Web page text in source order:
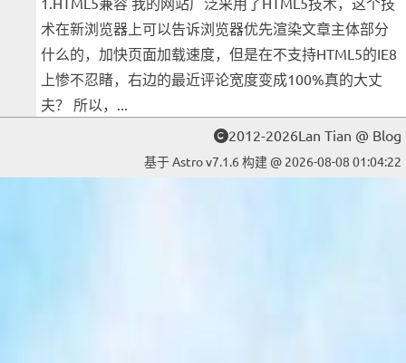
术在新浏览器上可以告诉浏览器优先渲染文章主体部分
什么的，加快页面加载速度，但是在不支持HTML5的IE8
上惨不忍睹，右边的最近评论宽度变成100%真的大丈
夫？ 所以，...
2012-2026Lan Tian @ Blog
基于 Astro v7.1.6 构建 @ 2026-08-08 01:04:22